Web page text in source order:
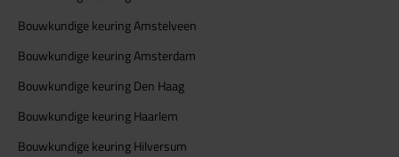
Bouwkundige keuring Amstelveen
Bouwkundige keuring Amsterdam
Bouwkundige keuring Den Haag
Bouwkundige keuring Haarlem
Bouwkundige keuring Hilversum